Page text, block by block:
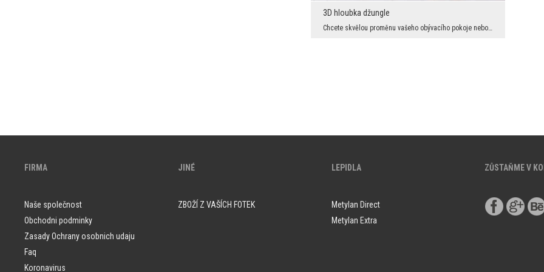
3D hloubka džungle
Chcete skvělou proměnu vašeho obývacího pokoje nebo jiného interiéru? Pokusíme se vás přesvědčit ...
FIRMA
Naše společnost
Obchodni podminky
Zasady Ochrany osobnich udaju
Faq
Koronavirus
JINÉ
ZBOŽÍ Z VAŠÍCH FOTEK
LEPIDLA
Metylan Direct
Metylan Extra
ZŮSTAŇME V